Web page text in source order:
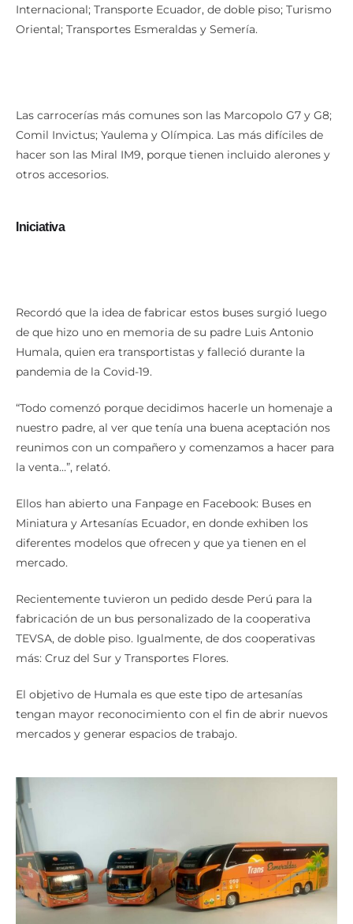
Internacional; Transporte Ecuador, de doble piso; Turismo
Oriental; Transportes Esmeraldas y Semería.
Las carrocerías más comunes son las Marcopolo G7 y G8;
Comil Invictus; Yaulema y Olímpica. Las más difíciles de
hacer son las Miral IM9, porque tienen incluido alerones y
otros accesorios.
Iniciativa
Recordó que la idea de fabricar estos buses surgió luego
de que hizo uno en memoria de su padre Luis Antonio
Humala, quien era transportistas y falleció durante la
pandemia de la Covid-19.
“Todo comenzó porque decidimos hacerle un homenaje a
nuestro padre, al ver que tenía una buena aceptación nos
reunimos con un compañero y comenzamos a hacer para
la venta…”, relató.
Ellos han abierto una Fanpage en Facebook: Buses en
Miniatura y Artesanías Ecuador, en donde exhiben los
diferentes modelos que ofrecen y que ya tienen en el
mercado.
Recientemente tuvieron un pedido desde Perú para la
fabricación de un bus personalizado de la cooperativa
TEVSA, de doble piso. Igualmente, de dos cooperativas
más: Cruz del Sur y Transportes Flores.
El objetivo de Humala es que este tipo de artesanías
tengan mayor reconocimiento con el fin de abrir nuevos
mercados y generar espacios de trabajo.